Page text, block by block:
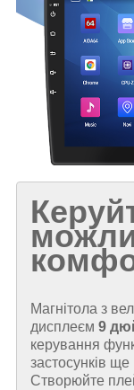
Магнітола з
дисплеєм 9
керування
застосунків
Створюйте